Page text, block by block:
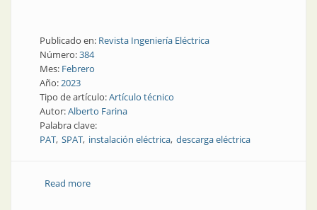
Publicado en: Revista Ingeniería Eléctrica
Número:384
Mes: Febrero
Año:2023
Tipo de artículo:Artículo técnico
Autor:Alberto Farina
Palabra clave:
PAT SPAT instalación eléctrica descarga eléctrica
Read moreabout Sistema de puesta a tierra. Parte 4